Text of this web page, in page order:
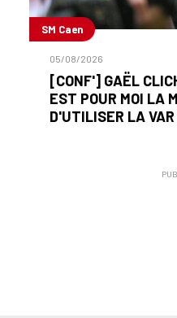
SM Caen
05/08/2026
[CONF'] GAËL
EST POUR MOI LA
D'UTILISER LA